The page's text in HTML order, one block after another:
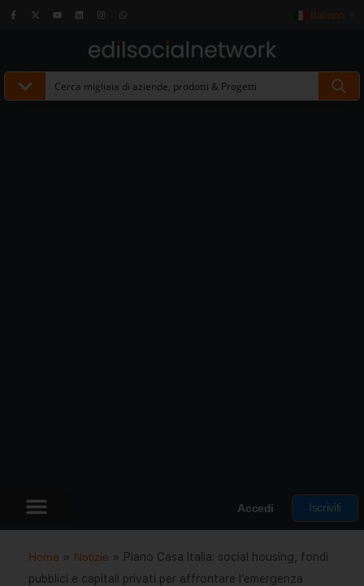
Italiano
Accedi Iscriviti
Home » Notizie » Piano Casa Italia: social housing, fondi
pubblici e capitali privati per affrontare l’emergenza